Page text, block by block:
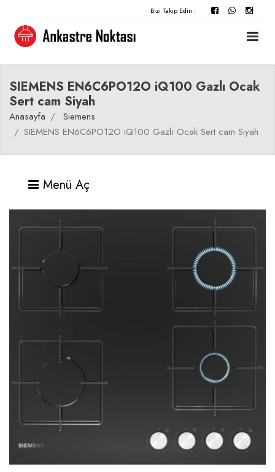
Bizi Takip Edin :
SIEMENS EN6C6PO12O iQ100 Gazlı Ocak
Sert cam Siyah
Anasayfa
Siemens
SIEMENS EN6C6PO12O iQ100 Gazlı Ocak Sert cam Siyah
Menü Aç